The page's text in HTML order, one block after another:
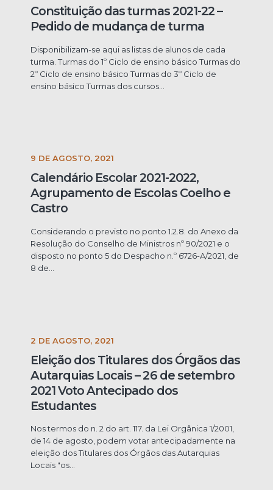
Constituição das turmas 2021-22 –
Pedido de mudança de turma
Disponibilizam-se aqui as listas de alunos de cada
turma. Turmas do 1º Ciclo de ensino básico Turmas do
2º Ciclo de ensino básico Turmas do 3º Ciclo de
ensino básico Turmas dos cursos...
9 DE AGOSTO, 2021
Calendário Escolar 2021-2022,
Agrupamento de Escolas Coelho e
Castro
Considerando o previsto no ponto 1.2.8. do Anexo da
Resolução do Conselho de Ministros nº 90/2021 e o
disposto no ponto 5 do Despacho n.º 6726-A/2021, de
8 de...
2 DE AGOSTO, 2021
Eleição dos Titulares dos Órgãos das
Autarquias Locais – 26 de setembro
2021 Voto Antecipado dos
Estudantes
Nos termos do n. 2 do art. 117. da Lei Orgânica 1/2001,
de 14 de agosto, podem votar antecipadamente na
eleição dos Titulares dos Órgãos das Autarquias
Locais "os...